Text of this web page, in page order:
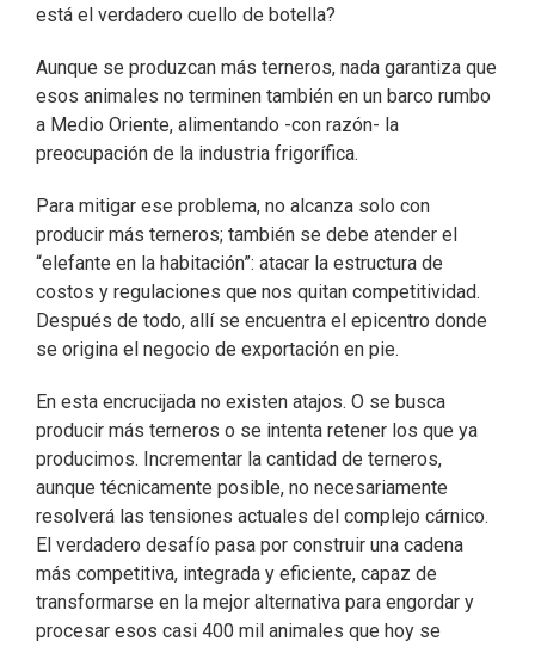
está el verdadero cuello de botella?
Aunque se produzcan más terneros, nada garantiza que
esos animales no terminen también en un barco rumbo
a Medio Oriente, alimentando -con razón- la
preocupación de la industria frigorífica.
Para mitigar ese problema, no alcanza solo con
producir más terneros; también se debe atender el
“elefante en la habitación”: atacar la estructura de
costos y regulaciones que nos quitan competitividad.
Después de todo, allí se encuentra el epicentro donde
se origina el negocio de exportación en pie.
En esta encrucijada no existen atajos. O se busca
producir más terneros o se intenta retener los que ya
producimos. Incrementar la cantidad de terneros,
aunque técnicamente posible, no necesariamente
resolverá las tensiones actuales del complejo cárnico.
El verdadero desafío pasa por construir una cadena
más competitiva, integrada y eficiente, capaz de
transformarse en la mejor alternativa para engordar y
procesar esos casi 400 mil animales que hoy se